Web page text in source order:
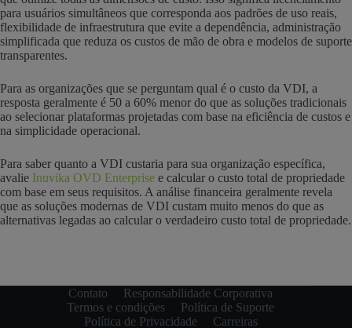
para usuários simultâneos que corresponda aos padrões de uso reais,
flexibilidade de infraestrutura que evite a dependência, administração
simplificada que reduza os custos de mão de obra e modelos de suporte
transparentes.
Para as organizações que se perguntam qual é o custo da VDI, a
resposta geralmente é 50 a 60% menor do que as soluções tradicionais
ao selecionar plataformas projetadas com base na eficiência de custos e
na simplicidade operacional.
Para saber quanto a VDI custaria para sua organização específica,
avalie Inuvika OVD Enterprise e calcular o custo total de propriedade
com base em seus requisitos. A análise financeira geralmente revela
que as soluções modernas de VDI custam muito menos do que as
alternativas legadas ao calcular o verdadeiro custo total de propriedade.
Contato
Responsabilidade Corporativa
Termos e condições
Política de Suporte
Política de Privacidade
Carreiras